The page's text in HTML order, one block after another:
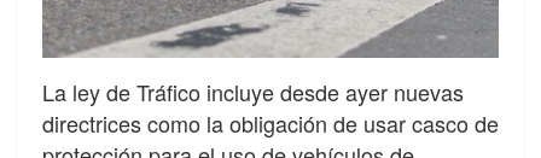
La ley de Tráfico incluye desde ayer nuevas
directrices como la obligación de usar casco de